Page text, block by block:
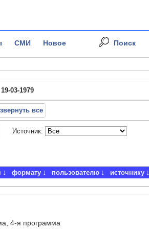
СМИ Новое Поиск
19-03-1979
все
Источник:
формату пользователю источнику
4-я программа